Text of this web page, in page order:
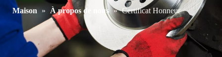
Maison » À propos de nous » Certificat Honneur